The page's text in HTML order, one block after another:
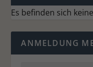
Es befinden sich
ANMELDUNG